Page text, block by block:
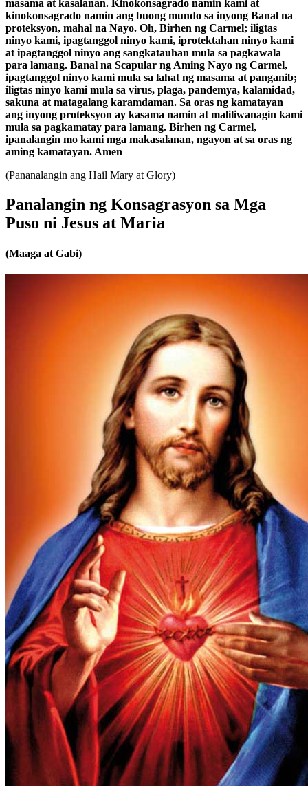
masama at kasalanan. Kinokonsagrado namin kami at
kinokonsagrado namin ang buong mundo sa inyong Banal na
proteksyon, mahal na Nayo. Oh, Birhen ng Carmel; iligtas
ninyo kami, ipagtanggol ninyo kami, iprotektahan ninyo kami
at ipagtanggol ninyo ang sangkatauhan mula sa pagkawala
para lamang. Banal na Scapular ng Aming Nayo ng Carmel,
ipagtanggol ninyo kami mula sa lahat ng masama at panganib;
iligtas ninyo kami mula sa virus, plaga, pandemya, kalamidad,
sakuna at matagalang karamdaman. Sa oras ng kamatayan
ang inyong proteksyon ay kasama namin at maliliwanagin kami
mula sa pagkamatay para lamang. Birhen ng Carmel,
ipanalangin mo kami mga makasalanan, ngayon at sa oras ng
aming kamatayan. Amen
(Pananalangin ang Hail Mary at Glory)
Panalangin ng Konsagrasyon sa Mga
Puso ni Jesus at Maria
(Maaga at Gabi)